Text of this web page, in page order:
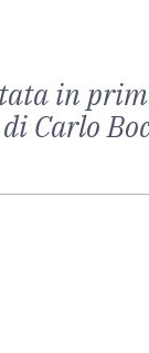
in
Carlo